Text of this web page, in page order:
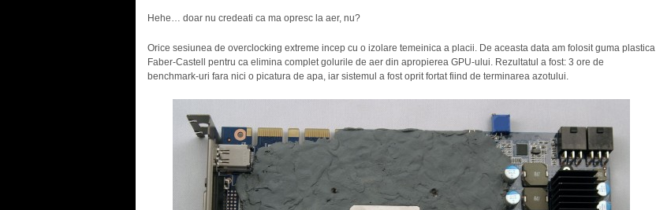
Hehe… doar nu credeati ca ma opresc la aer, nu?
Orice sesiunea de overclocking extreme incep cu o izolare temeinica a placii. De aceasta data am folosit guma plastica
Faber-Castell pentru ca elimina complet golurile de aer din apropierea GPU-ului. Rezultatul a fost: 3 ore de
benchmark-uri fara nici o picatura de apa, iar sistemul a fost oprit fortat fiind de terminarea azotului.